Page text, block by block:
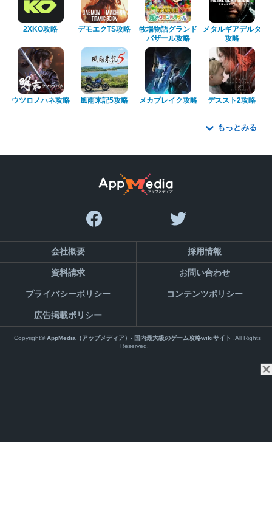
2XKO攻略 デモエクTS攻略
牧場物語グランド
バザール攻略
メタルギアデルタ
攻略
ウツロノハネ攻略 風雨来記5攻略 メカブレイク攻略 デススト2攻略
もっとみる
会社概要 採用情報
資料請求 お問い合わせ
プライバシーポリシー コンテンツポリシー
広告掲載ポリシー
Copyright©AppMedia（アップメディア）- 国内最大級のゲーム攻略wikiサイト
,All Rights
Reserved.